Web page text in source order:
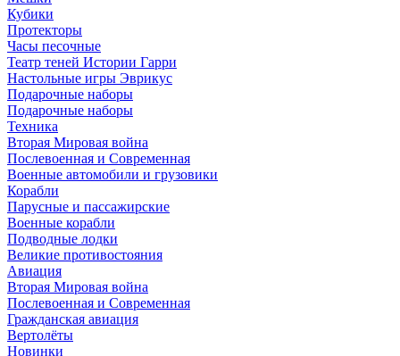
Кубики
Протекторы
Часы песочные
Театр теней Истории Гарри
Настольные игры Эврикус
Подарочные наборы
Подарочные наборы
Техника
Вторая Мировая война
Послевоенная и Современная
Военные автомобили и грузовики
Корабли
Парусные и пассажирские
Военные корабли
Подводные лодки
Великие противостояния
Авиация
Вторая Мировая война
Послевоенная и Современная
Гражданская авиация
Вертолёты
Новинки